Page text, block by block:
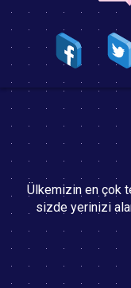
Ülkemizin en çok
sizde yerinizi